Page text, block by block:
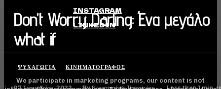
Don’t Worry Darling: Ένα μεγάλο
what if
ΨΥΧΑΓΩΓΊΑ ΚΙΝΗΜΑΤΟΓΡΆΦΟΣ
27 Σεπτεμβρίου, 2022 By Κωνσταντίνος Ταστσόγλου Less than 1min.
INSTAGRAM
LINKEDIN
We participate in marketing programs, our content is not